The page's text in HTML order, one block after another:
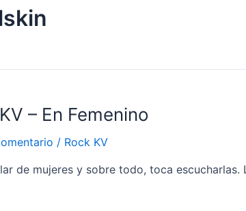
– En Femenino
/ Rock KV
de mujeres y sobre todo, toca